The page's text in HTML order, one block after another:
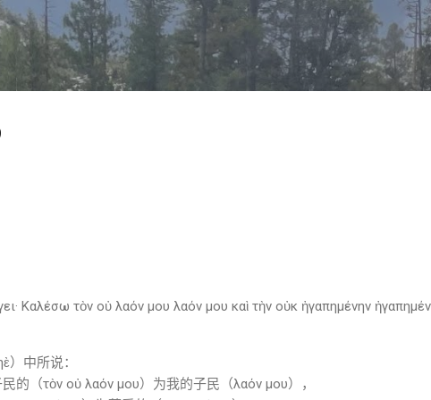
跳至主要内容
Καλέσω τὸν οὐ λαόν μου λαόν μου καὶ τὴν οὐκ ἠγαπημένην
）中所说：
的（τὸν οὐ λαόν μου）为我的子民（λαόν μου），